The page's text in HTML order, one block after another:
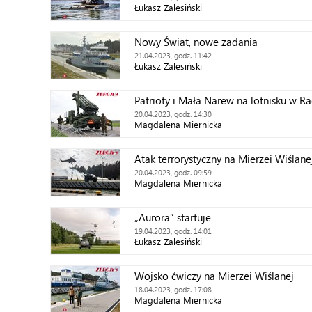
Łukasz Zalesiński
Nowy Świat, nowe zadania
21.04.2023, godz. 11:42
Łukasz Zalesiński
Patrioty i Mała Narew na lotnisku w
20.04.2023, godz. 14:30
Magdalena Miernicka
Atak terrorystyczny na Mierzei
20.04.2023, godz. 09:59
Magdalena Miernicka
„Aurora” startuje
19.04.2023, godz. 14:01
Łukasz Zalesiński
Wojsko ćwiczy na Mierzei Wiślanej
18.04.2023, godz. 17:08
Magdalena Miernicka